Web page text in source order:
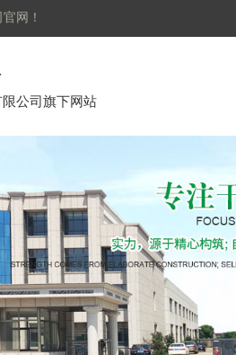
网！
公司旗下网站